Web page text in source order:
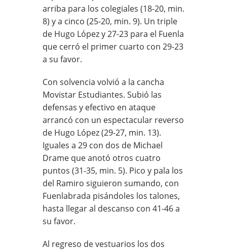
arriba para los colegiales (18-20, min.
8) y a cinco (25-20, min. 9). Un triple
de Hugo López y 27-23 para el Fuenla
que cerró el primer cuarto con 29-23
a su favor.
Con solvencia volvió a la cancha
Movistar Estudiantes. Subió las
defensas y efectivo en ataque
arrancó con un espectacular reverso
de Hugo López (29-27, min. 13).
Iguales a 29 con dos de Michael
Drame que anotó otros cuatro
puntos (31-35, min. 5). Pico y pala los
del Ramiro siguieron sumando, con
Fuenlabrada pisándoles los talones,
hasta llegar al descanso con 41-46 a
su favor.
Al regreso de vestuarios los dos